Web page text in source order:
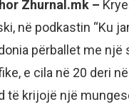
Zhurnal.mk –
në podkastin “Ku
përballet me një
e cila në 20 deri
të krijojë një